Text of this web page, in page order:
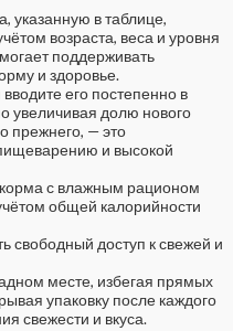
указанную в таблице,
возраста, веса и уровня
поддерживать
и здоровье.
его постепенно в
увеличивая долю нового
прежнего, — это
и высокой
с влажным рационом
общей калорийности
свободный доступ к свежей и
месте, избегая прямых
упаковку после каждого
свежести и вкуса.